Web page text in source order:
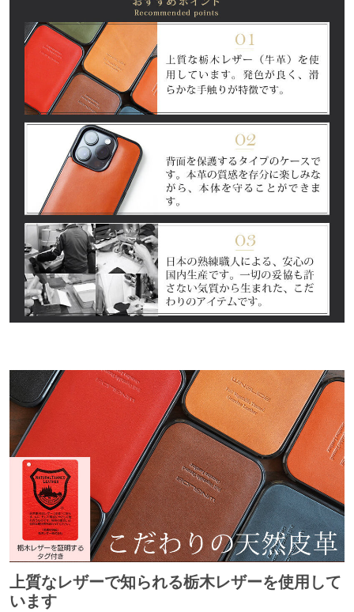
上質なレザーで知られる栃木レザーを使用して
います